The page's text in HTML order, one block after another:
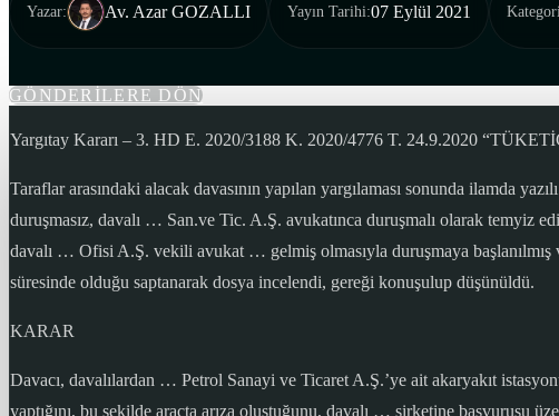
Yazar: Av. Azar GOZALLI Yayın Tarihi:07 Eylül 2021 Kategori
GÖNDERİLERE DÖN
Yargıtay Kararı – 3. HD E. 2020/3188 K. 2020/4776 T. 24.9.2020
Taraflar arasındaki alacak davasının yapılan yargılaması sonunda ilamda
duruşmasız, davalı … San.ve Tic. A.Ş. avukatınca duruşmalı olarak temyiz
davalı … Ofisi A.Ş. vekili avukat … gelmiş olmasıyla duruşmaya başlanılmış
süresinde olduğu saptanarak dosya incelendi, gereği konuşulup düşünüldü.
KARAR
Davacı, davalılardan … Petrol Sanayi ve Ticaret A.Ş.’ye ait akaryakıt
yaptığını, bu şekilde araçta arıza oluştuğunu, davalı … şirketine başvurusu